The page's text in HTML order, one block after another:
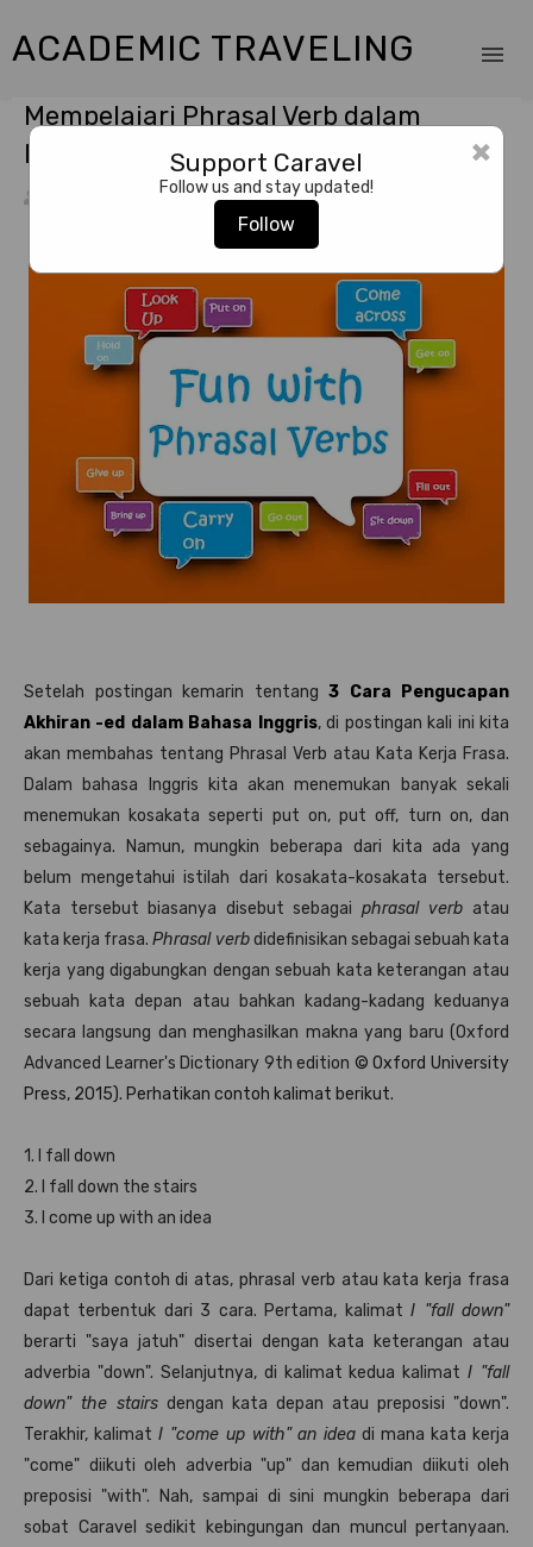
×
Support Caravel
Follow us and stay updated!
Follow
ACADEMIC TRAVELING
Mempelajari Phrasal Verb dalam
Bahasa Inggris - Get
4/29/2022 English,Language Learning
Setelah postingan kemarin tentang 3 Cara Pengucapan
Akhiran -ed dalam Bahasa Inggris, di postingan kali ini kita
akan membahas tentang Phrasal Verb atau Kata Kerja Frasa.
Dalam bahasa Inggris kita akan menemukan banyak sekali
menemukan kosakata seperti put on, put off, turn on, dan
sebagainya. Namun, mungkin beberapa dari kita ada yang
belum mengetahui istilah dari kosakata-kosakata tersebut.
Kata tersebut biasanya disebut sebagai phrasal verb atau
kata kerja frasa. Phrasal verbdidefinisikan sebagai sebuah kata
kerja yang digabungkan dengan sebuah kata keterangan atau
sebuah kata depan atau bahkan kadang-kadang keduanya
secara langsung dan menghasilkan makna yang baru (Oxford
Advanced Learner's Dictionary 9th edition © Oxford University
Press, 2015). Perhatikan contoh kalimat berikut.
1. I fall down
2. I fall down the stairs
3. I come up with an idea
Dari ketiga contoh di atas, phrasal verb atau kata kerja frasa
dapat terbentuk dari 3 cara. Pertama, kalimatI "fall down"
berarti "saya jatuh" disertai dengan kata keterangan atau
adverbia "down". Selanjutnya, di kalimat kedua kalimatI "fall
down" the stairs dengan kata depan atau preposisi "down".
Terakhir, kalimat I "come up with" an idea di mana kata kerja
"come" diikuti oleh adverbia "up" dan kemudian diikuti oleh
preposisi "with". Nah, sampai di sini mungkin beberapa dari
sobat Caravel sedikit kebingungan dan muncul pertanyaan.